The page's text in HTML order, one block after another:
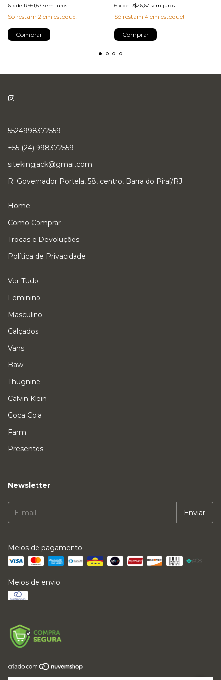
6 x de R$61,67 sem juros
Só restam 2 em estoque!
6 x de R$26,67 sem juros
Só restam 4 em estoque!
5524998372559
+55 (24) 998372559
sitekingjack@gmail.com
R. Governador Portela, 58, centro, Barra do Piraí/RJ
Home
Como Comprar
Trocas e Devoluções
Política de Privacidade
Ver Tudo
Feminino
Masculino
Calçados
Vans
Baw
Thugnine
Calvin Klein
Coca Cola
Farm
Presentes
Newsletter
Meios de pagamento
Meios de envio
Copyright LFMVKJ ROUPAS E ACESSORIOS LTDA - 64017614000169 -